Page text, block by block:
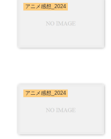
アニメ感想_2024
アニメ感想_2024